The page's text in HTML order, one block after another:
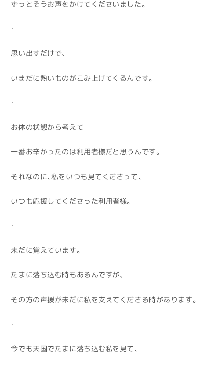
ずっとそうお声をかけてくださいました。
・
思い出すだけで、
いまだに熱いものがこみ上げてくるんです。
・
お体の状態から考えて
一番お辛かったのは利用者様だと思うんです。
それなのに、私をいつも見てくださって、
いつも応援してくださった利用者様。
・
未だに覚えています。
たまに落ち込む時もあるんですが、
その方の声援が未だに私を支えてくださる時があります。
・
今でも天国でたまに落ち込む私を見て、